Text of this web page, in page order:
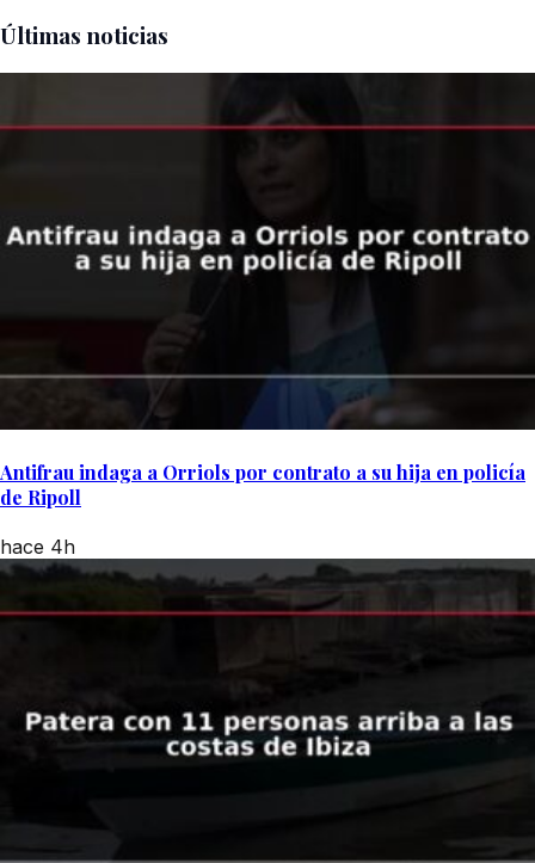
Últimas noticias
Antifrau indaga a Orriols por contrato a su hija en policía
de Ripoll
hace 4h